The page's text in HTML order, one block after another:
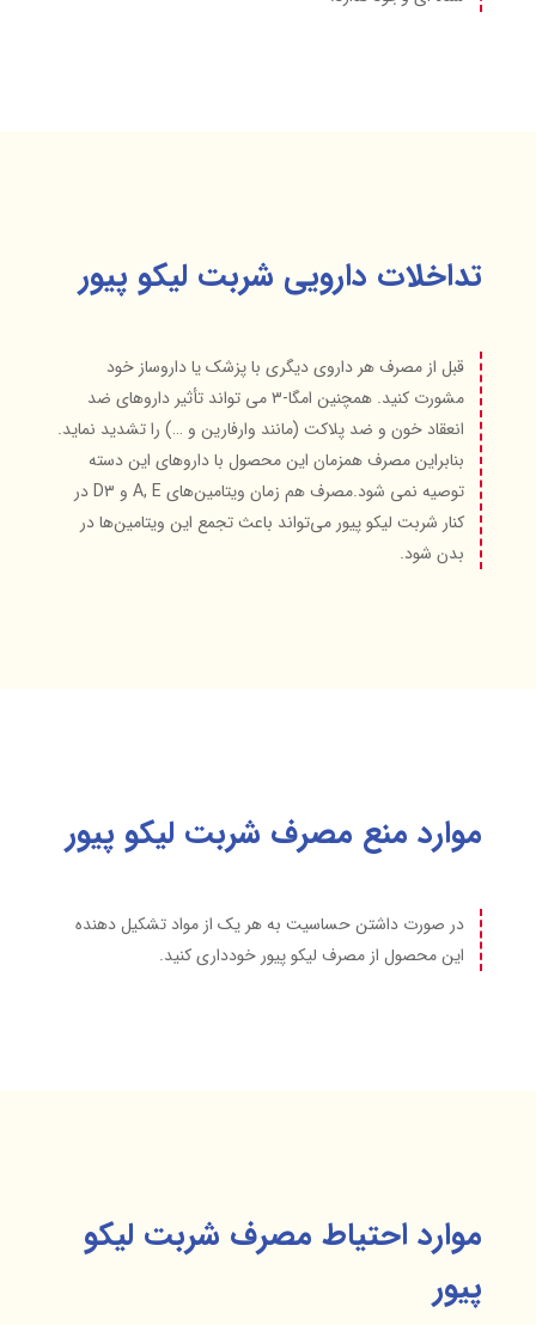
تداخلات دارویی شربت لیکو پیور
قبل از مصرف هر داروی دیگری با پزشک یا داروساز خود
مشورت کنید. همچنین امگا-۳ می تواند تأثیر داروهای ضد
انعقاد خون و ضد پلاکت (مانند وارفارین و …) را تشدید نماید.
بنابراین مصرف همزمان این محصول با داروهای این دسته
توصیه نمی شود.مصرف هم‌ زمان ویتامین‌های A, E و D۳ در
کنار شربت لیکو پیور می‌تواند باعث تجمع این ویتامین‌ها در
بدن شود.
موارد منع مصرف شربت لیکو پیور
در صورت داشتن حساسیت به هر یک از مواد تشکیل دهنده
این محصول از مصرف لیکو پیور خودداری کنید.
موارد احتیاط مصرف شربت لیکو
پیور